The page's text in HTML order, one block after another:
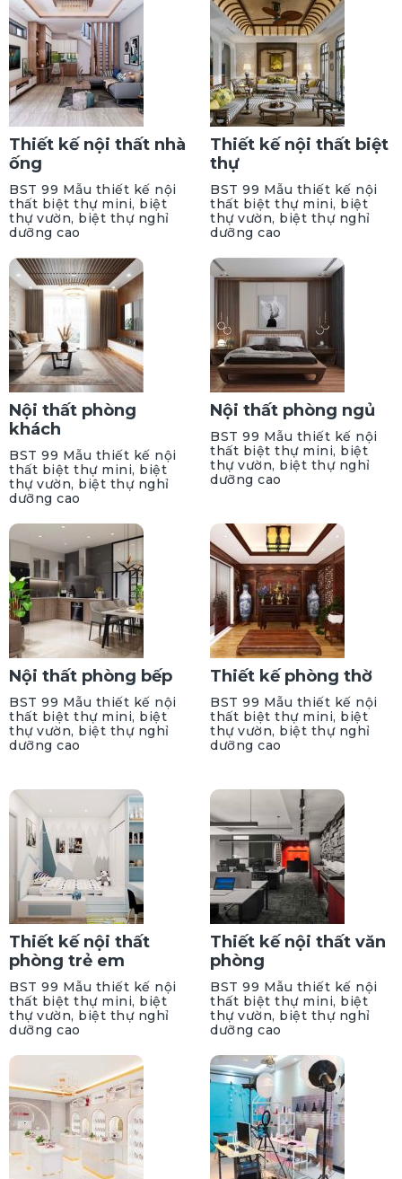
Thiết kế nội thất nhà
ống
BST 99 Mẫu thiết kế nội
thất biệt thự mini, biệt
thự vườn, biệt thự nghỉ
dưỡng cao
Thiết kế nội thất biệt
thự
BST 99 Mẫu thiết kế nội
thất biệt thự mini, biệt
thự vườn, biệt thự nghỉ
dưỡng cao
Nội thất phòng
khách
BST 99 Mẫu thiết kế nội
thất biệt thự mini, biệt
thự vườn, biệt thự nghỉ
dưỡng cao
Nội thất phòng ngủ
BST 99 Mẫu thiết kế nội
thất biệt thự mini, biệt
thự vườn, biệt thự nghỉ
dưỡng cao
Nội thất phòng bếp
BST 99 Mẫu thiết kế nội
thất biệt thự mini, biệt
thự vườn, biệt thự nghỉ
dưỡng cao
Thiết kế phòng thờ
BST 99 Mẫu thiết kế nội
thất biệt thự mini, biệt
thự vườn, biệt thự nghỉ
dưỡng cao
Thiết kế nội thất
phòng trẻ em
BST 99 Mẫu thiết kế nội
thất biệt thự mini, biệt
thự vườn, biệt thự nghỉ
dưỡng cao
Thiết kế nội thất văn
phòng
BST 99 Mẫu thiết kế nội
thất biệt thự mini, biệt
thự vườn, biệt thự nghỉ
dưỡng cao